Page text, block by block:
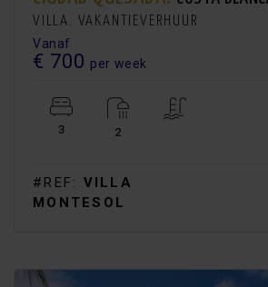
VILLA. VAKANTIEVERHUUR
Vanaf
€ 700 per week
3 2
#REF: VILLA
MONTESOL